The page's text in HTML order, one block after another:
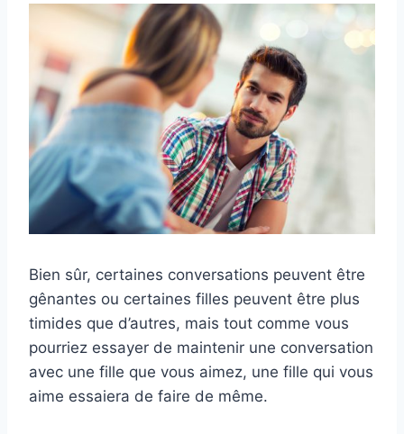
Bien sûr, certaines conversations peuvent être
gênantes ou certaines filles peuvent être plus
timides que d’autres, mais tout comme vous
pourriez essayer de maintenir une conversation
avec une fille que vous aimez, une fille qui vous
aime essaiera de faire de même.